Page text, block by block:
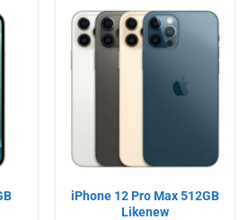
iPhone 12 Pro Max 512GB
Likenew